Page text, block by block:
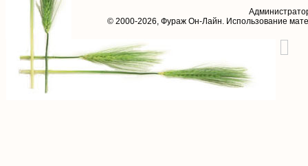
© 2000-2026, Фураж Он-Лайн. Использование